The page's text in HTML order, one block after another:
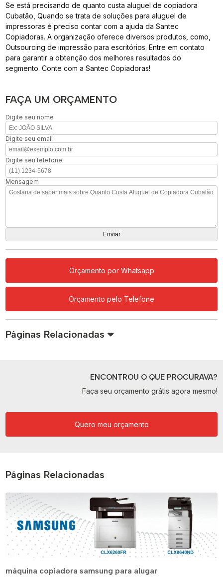
Se está precisando de quanto custa aluguel de copiadora
Cubatão, Quando se trata de soluções para aluguel de
impressoras é preciso contar com a ajuda da Santec
Copiadoras. A organização oferece diversos produtos, como,
Outsourcing de impressão para escritórios. Entre em contato
para garantir a obtenção dos melhores resultados do
segmento. Conte com a Santec Copiadoras!
FAÇA UM ORÇAMENTO
Digite seu nome
Digite seu email
Digite seu telefone
Mensagem
Orçamento por Whatsapp
Orçamento pelo Telefone
Páginas Relacionadas
ENCONTROU O QUE PROCURAVA?
Faça seu orçamento grátis agora mesmo!
Quero meu orçamento
Páginas Relacionadas
máquina copiadora samsung para alugar